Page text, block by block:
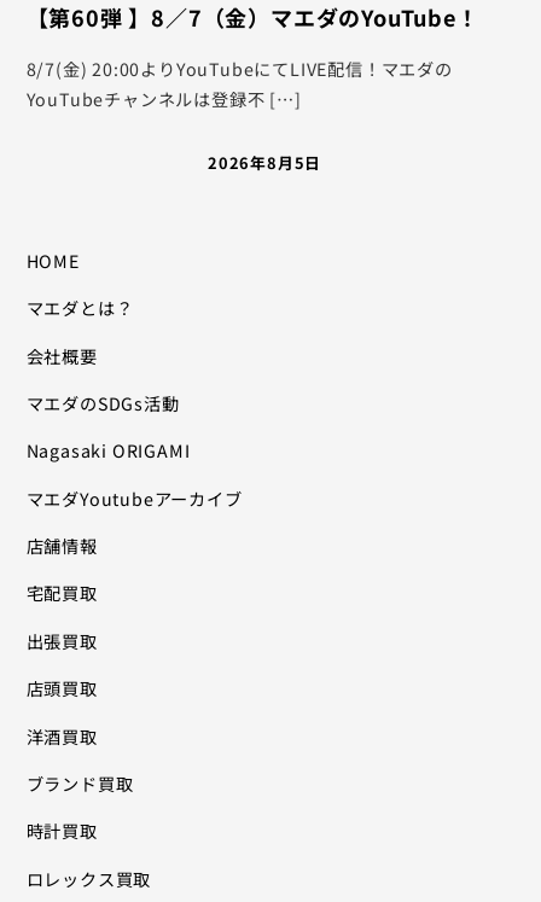
【第60弾 】8／7（金）マエダのYouTube！
8/7(金) 20:00よりYouTubeにてLIVE配信！マエダの
YouTubeチャンネルは登録不 […]
2026年8月5日
HOME
マエダとは？
会社概要
マエダのSDGs活動
Nagasaki ORIGAMI
マエダYoutubeアーカイブ
店舗情報
宅配買取
出張買取
店頭買取
洋酒買取
ブランド買取
時計買取
ロレックス買取